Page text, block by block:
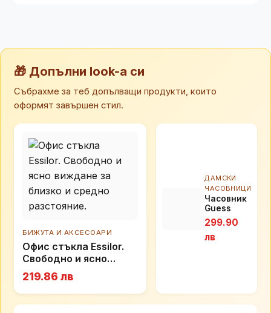
🎁 Допълни look-а си
Събрахме за теб допълващи продукти, които
оформят завършен стил.
БИЖУТА И АКСЕСОАРИ
Офис стъкла Essilor.
Свободно и ясно
виждане за близко и
средно разстояние.
219.86 лв
ДАМСКИ
ЧАСОВНИЦИ
Часовник
Guess
GW0618L3
299.90
лв